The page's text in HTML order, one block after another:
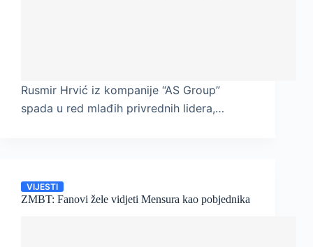
Rusmir Hrvić iz kompanije “AS Group”
spada u red mlađih privrednih lidera,…
VIJESTI
ZMBT: Fanovi žele vidjeti Mensura kao pobjednika